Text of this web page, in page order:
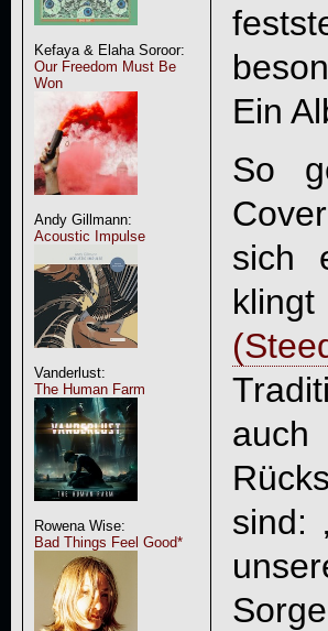
Kefaya & Elaha Soroor:
Our Freedom Must Be
Won
Andy Gillmann:
Acoustic Impulse
Vanderlust:
The Human Farm
Rowena Wise:
Bad Things Feel Good*
Ein
So
sich
auch
sind: